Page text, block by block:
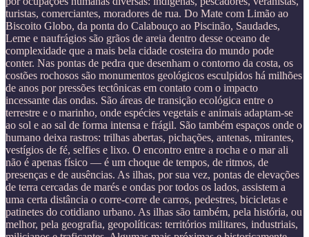
turistas, comerciantes, moradores de rua. Do Mate com Limão ao
Biscoito Globo, da ponta do Calabouço ao Piscinão, Saudades,
Leme e naufrágios são grãos de areia dentro desse oceano de
complexidade que a mais bela cidade costeira do mundo pode
conter. Nas pontas de pedra que desenham o contorno da costa, os
costões rochosos são monumentos geológicos esculpidos há milhões
de anos por pressões tectônicas em contato com o impacto
incessante das ondas. São áreas de transição ecológica entre o
terrestre e o marinho, onde espécies vegetais e animais adaptam-se
ao sol e ao sal de forma intensa e frágil. São também espaços onde o
humano deixa rastros: trilhas abertas, pichações, antenas, mirantes,
vestígios de fé, selfies e lixo. O encontro entre a rocha e o mar ali
não é apenas físico — é um choque de tempos, de ritmos, de
presenças e de ausências. As ilhas, por sua vez, pontas de elevações
de terra cercadas de marés e ondas por todos os lados, assistem a
uma certa distância o corre-corre de carros, pedestres, bicicletas e
patinetes do cotidiano urbano. As ilhas são também, pela história, ou
melhor, pela geografia, geopolíticas: territórios militares, industriais,